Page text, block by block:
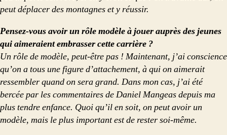
peut déplacer des montagnes et y réussir.
Pensez-vous avoir un rôle modèle à jouer auprès des jeunes
qui aimeraient embrasser cette carrière ?
Un rôle de modèle, peut-être pas ! Maintenant, j’ai conscience
qu’on a tous une figure d’attachement, à qui on aimerait
ressembler quand on sera grand. Dans mon cas, j’ai été
bercée par les commentaires de Daniel Mangeas depuis ma
plus tendre enfance. Quoi qu’il en soit, on peut avoir un
modèle, mais le plus important est de rester soi-même.